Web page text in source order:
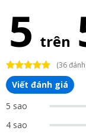
5 trên
(36
Viết đánh giá
5 sao
4 sao